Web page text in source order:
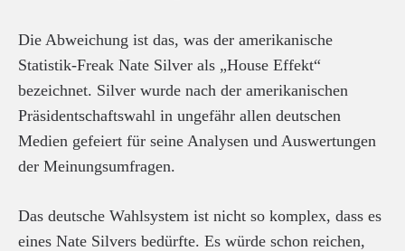
Die Abweichung ist das, was der amerikanische
Statistik-Freak Nate Silver als „House Effekt“
bezeichnet. Silver wurde nach der amerikanischen
Präsidentschaftswahl in ungefähr allen deutschen
Medien gefeiert für seine Analysen und Auswertungen
der Meinungsumfragen.
Das deutsche Wahlsystem ist nicht so komplex, dass es
eines Nate Silvers bedürfte. Es würde schon reichen,